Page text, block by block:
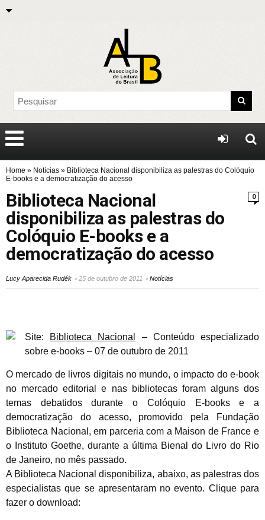
Home » Notícias » Biblioteca Nacional disponibiliza as palestras do Colóquio
E-books e a democratização do acesso
0
Biblioteca Nacional
disponibiliza as palestras do
Colóquio E-books e a
democratização do acesso
Lucy Aparecida Rudék 25 de outubro de 2011 Notícias
Site: Biblioteca Nacional
– Conteúdo especializado
sobre e-books – 07 de outubro de 2011
O mercado de livros digitais no mundo, o impacto do e-book
no mercado editorial e nas bibliotecas foram alguns dos
temas debatidos durante o Colóquio E-books e a
democratização do acesso, promovido pela Fundação
Biblioteca Nacional, em parceria com a Maison de France e
o Instituto Goethe, durante a última Bienal do Livro do Rio
de Janeiro, no mês passado.
A Biblioteca Nacional disponibiliza, abaixo, as palestras dos
especialistas que se apresentaram no evento. Clique para
fazer o download: